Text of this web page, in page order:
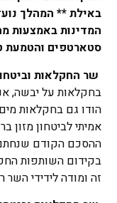
באילת ** המהלך
המדינות באמצעות
סטארטפים והטמעת
שר החקלאות
בחקלאות על יבשה,
הודו גם בחקלאות
אמיתי לביטחון
ההסכם הקודם
בקידום השותפות
זה ומודה לידידי